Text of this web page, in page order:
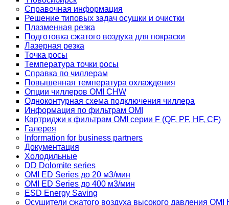
Справочная информация
Решение типовых задач осушки и очистки
Плазменная резка
Подготовка сжатого воздуха для покраски
Лазерная резка
Точка росы
Температура точки росы
Справка по чиллерам
Повышенная температура охлаждения
Опции чиллеров OMI CHW
Одноконтурная схема подключения чиллера
Информация по фильтрам OMI
Картриджи к фильтрам OMI серии F (QF, PF, HF, CF)
Галерея
Information for business partners
Документация
Холодильные
DD Dolomite series
OMI ED Series до 20 м3/мин
OMI ED Series до 400 м3/мин
ESD Energy Saving
Осушители сжатого воздуха высокого давления OMI